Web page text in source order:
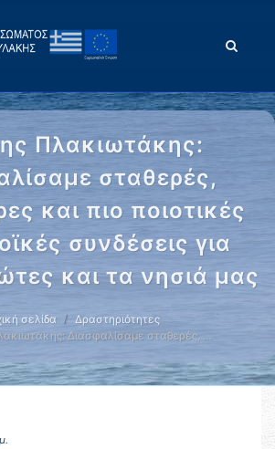
Πλακιωτάκης:
σταθερές,
και πιο ποιοτικές
συνδέσεις για
και τα νησιά μας
σελίδα
Δραστηριότητες
Διασφαλίσαμε σταθερές, …